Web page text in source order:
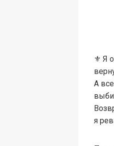
⚜️ Я
А
я